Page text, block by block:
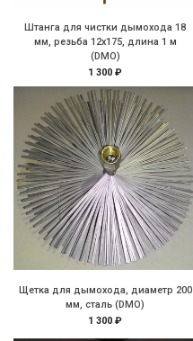
Штанга для чистки дымохода 18
мм, резьба 12х175, длина 1 м
(DMO)
1 300 ₽
Щетка для дымохода, диаметр 200
мм, сталь (DMO)
1 300 ₽